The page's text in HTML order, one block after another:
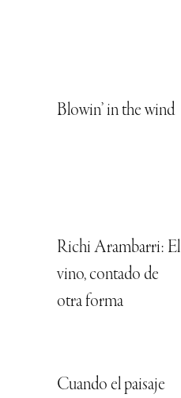
Blowin’ in the wind
Richi Arambarri: El
vino, contado de
otra forma
Cuando el paisaje